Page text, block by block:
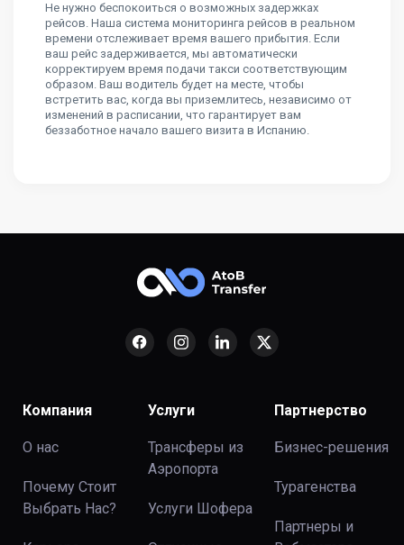
Не нужно беспокоиться о возможных задержках
рейсов. Наша система мониторинга рейсов в реальном
времени отслеживает время вашего прибытия. Если
ваш рейс задерживается, мы автоматически
корректируем время подачи такси соответствующим
образом. Ваш водитель будет на месте, чтобы
встретить вас, когда вы приземлитесь, независимо от
изменений в расписании, что гарантирует вам
беззаботное начало вашего визита в Испанию.
Компания
О нас
Почему Стоит
Выбрать Нас?
Услуги
Трансферы из
Аэропорта
Услуги Шофера
Партнерство
Бизнес-решения
Турагенства
Партнеры и